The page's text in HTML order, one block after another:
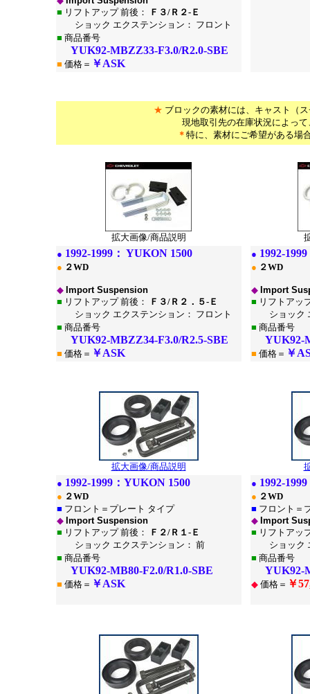
■ リフトアップ 前後：
Ｆ３/Ｒ２-Ｅ
ショック エクステンション： フロント
■ 商品番号
YUK92-MBZZ33-F3.0/R2.0-SBE
■ 価格＝ ￥ASK
★ ブロックの素材には、キャスト（
現地取引先の在庫状況によっ
＊ 特に、素材にご希望がある場
拡大画像/商品説明
● 1992-1999： YUKON 1500
● ２WD
◆ Import Suspension
■ リフトアップ 前後：
Ｆ３/Ｒ２．５-Ｅ
ショック エクステンション： フロント
■ 商品番号
YUK92-MBZZ34-F3.0/R2.5-SBE
■ 価格＝ ￥ASK
● 1992-1999
● ２WD
◆ Import
■ リフトアッ
ショック エ
■ 商品番号
YUK92-
■ 価格＝ ￥
拡大画像/商品説明
● 1992-1999： YUKON 1500
● ２WD
■ フロント＝プレート タイプ
◆ Import Suspension
■ リフトアップ 前後：
Ｆ２/Ｒ１-Ｅ
ショック エクステンション： 前
■ 商品番号
YUK92-MB80-F2.0/R1.0-SBE
■ 価格＝ ￥ASK
● 1992-1999
● ２WD
■ フロント＝
◆ Import
■ リフトアッ
ショック
■ 商品番号
YUK92-
◆価格＝ ￥